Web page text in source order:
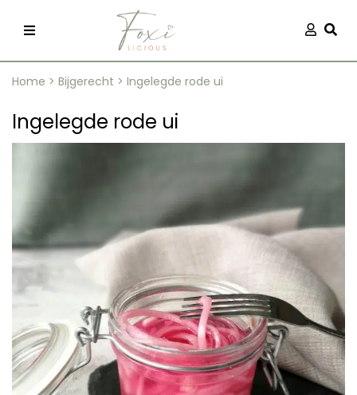
kleding
Home > Bijgerecht > Ingelegde rode ui
Ingelegde rode ui